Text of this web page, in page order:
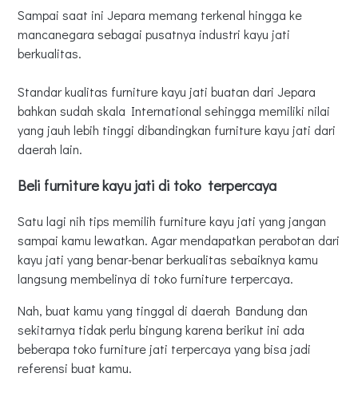
Sampai saat ini Jepara memang terkenal hingga ke
mancanegara sebagai pusatnya industri kayu jati
berkualitas.
Standar kualitas furniture kayu jati buatan dari Jepara
bahkan sudah skala International sehingga memiliki nilai
yang jauh lebih tinggi dibandingkan furniture kayu jati dari
daerah lain.
Beli furniture kayu jati di toko terpercaya
Satu lagi nih tips memilih furniture kayu jati yang jangan
sampai kamu lewatkan. Agar mendapatkan perabotan dari
kayu jati yang benar-benar berkualitas sebaiknya kamu
langsung membelinya di toko furniture terpercaya.
Nah, buat kamu yang tinggal di daerah Bandung dan
sekitarnya tidak perlu bingung karena berikut ini ada
beberapa toko furniture jati terpercaya yang bisa jadi
referensi buat kamu.